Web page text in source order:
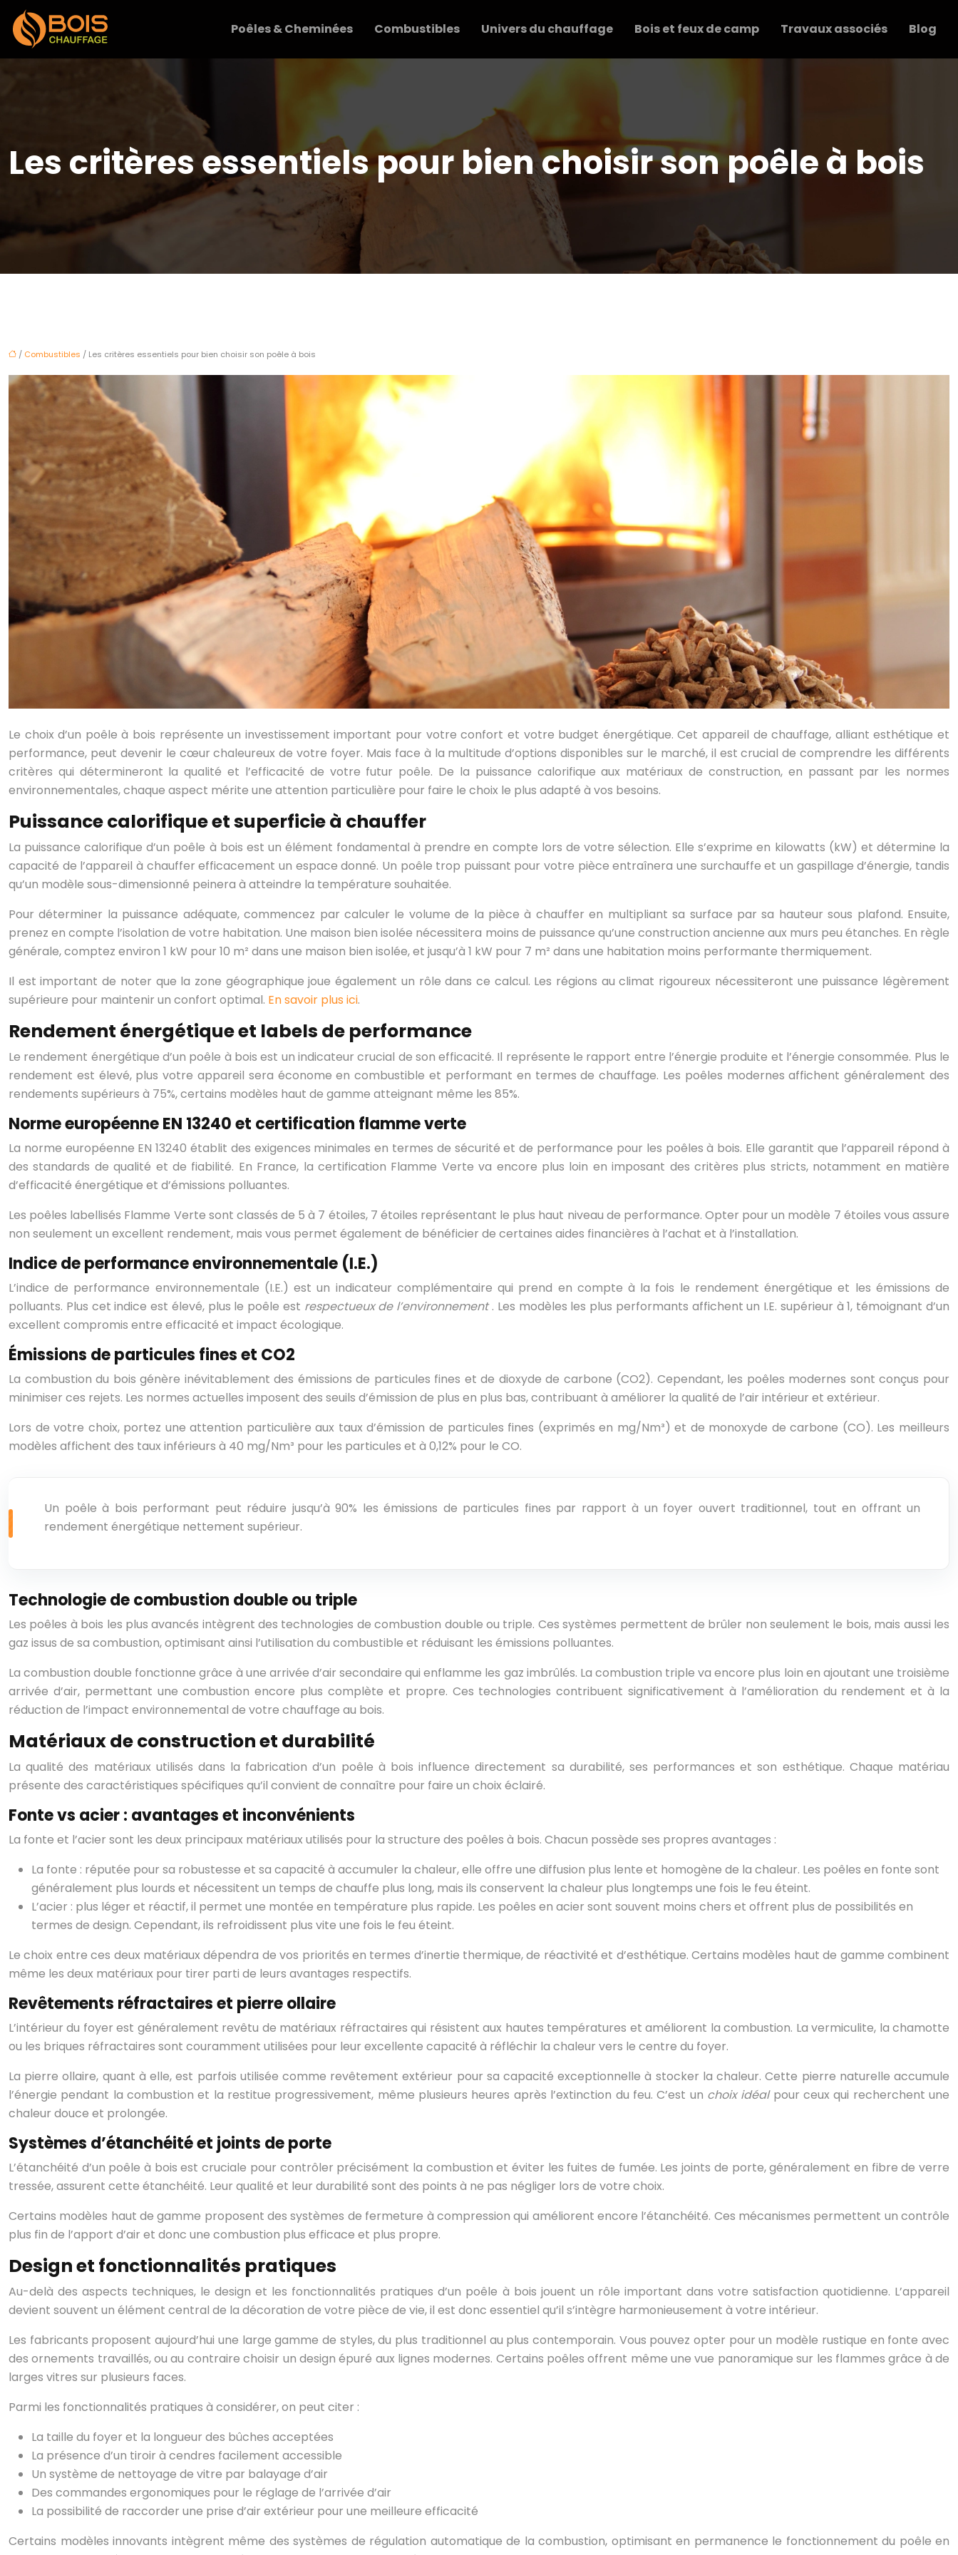
Poêles & Cheminées Combustibles Univers du chauffage Bois et feux de camp Travaux associés Blog
Les critères essentiels pour bien choisir son poêle à bois
/ Combustibles / Les critères essentiels pour bien choisir son poêle à bois
Le choix d’un poêle à bois représente un investissement important pour votre confort et votre budget énergétique. Cet appareil de chauffage, alliant esthétique et
performance, peut devenir le cœur chaleureux de votre foyer. Mais face à la multitude d’options disponibles sur le marché, il est crucial de comprendre les différents
critères qui détermineront la qualité et l’efficacité de votre futur poêle. De la puissance calorifique aux matériaux de construction, en passant par les normes
environnementales, chaque aspect mérite une attention particulière pour faire le choix le plus adapté à vos besoins.
Puissance calorifique et superficie à chauffer
La puissance calorifique d’un poêle à bois est un élément fondamental à prendre en compte lors de votre sélection. Elle s’exprime en kilowatts (kW) et détermine la
capacité de l’appareil à chauffer efficacement un espace donné. Un poêle trop puissant pour votre pièce entraînera une surchauffe et un gaspillage d’énergie, tandis
qu’un modèle sous-dimensionné peinera à atteindre la température souhaitée.
Pour déterminer la puissance adéquate, commencez par calculer le volume de la pièce à chauffer en multipliant sa surface par sa hauteur sous plafond. Ensuite,
prenez en compte l’isolation de votre habitation. Une maison bien isolée nécessitera moins de puissance qu’une construction ancienne aux murs peu étanches. En règle
générale, comptez environ 1 kW pour 10 m² dans une maison bien isolée, et jusqu’à 1 kW pour 7 m² dans une habitation moins performante thermiquement.
Il est important de noter que la zone géographique joue également un rôle dans ce calcul. Les régions au climat rigoureux nécessiteront une puissance légèrement
supérieure pour maintenir un confort optimal. En savoir plus ici.
Rendement énergétique et labels de performance
Le rendement énergétique d’un poêle à bois est un indicateur crucial de son efficacité. Il représente le rapport entre l’énergie produite et l’énergie consommée. Plus le
rendement est élevé, plus votre appareil sera économe en combustible et performant en termes de chauffage. Les poêles modernes affichent généralement des
rendements supérieurs à 75%, certains modèles haut de gamme atteignant même les 85%.
Norme européenne EN 13240 et certification flamme verte
La norme européenne EN 13240 établit des exigences minimales en termes de sécurité et de performance pour les poêles à bois. Elle garantit que l’appareil répond à
des standards de qualité et de fiabilité. En France, la certification Flamme Verte va encore plus loin en imposant des critères plus stricts, notamment en matière
d’efficacité énergétique et d’émissions polluantes.
Les poêles labellisés Flamme Verte sont classés de 5 à 7 étoiles, 7 étoiles représentant le plus haut niveau de performance. Opter pour un modèle 7 étoiles vous assure
non seulement un excellent rendement, mais vous permet également de bénéficier de certaines aides financières à l’achat et à l’installation.
Indice de performance environnementale (I.E.)
L’indice de performance environnementale (I.E.) est un indicateur complémentaire qui prend en compte à la fois le rendement énergétique et les émissions de
polluants. Plus cet indice est élevé, plus le poêle est respectueux de l’environnement. Les modèles les plus performants affichent un I.E. supérieur à 1, témoignant d’un
excellent compromis entre efficacité et impact écologique.
Émissions de particules fines et CO2
La combustion du bois génère inévitablement des émissions de particules fines et de dioxyde de carbone (CO2). Cependant, les poêles modernes sont conçus pour
minimiser ces rejets. Les normes actuelles imposent des seuils d’émission de plus en plus bas, contribuant à améliorer la qualité de l’air intérieur et extérieur.
Lors de votre choix, portez une attention particulière aux taux d’émission de particules fines (exprimés en mg/Nm³) et de monoxyde de carbone (CO). Les meilleurs
modèles affichent des taux inférieurs à 40 mg/Nm³ pour les particules et à 0,12% pour le CO.
Un poêle à bois performant peut réduire jusqu’à 90% les émissions de particules fines par rapport à un foyer ouvert traditionnel, tout en offrant un
rendement énergétique nettement supérieur.
Technologie de combustion double ou triple
Les poêles à bois les plus avancés intègrent des technologies de combustion double ou triple. Ces systèmes permettent de brûler non seulement le bois, mais aussi les
gaz issus de sa combustion, optimisant ainsi l’utilisation du combustible et réduisant les émissions polluantes.
La combustion double fonctionne grâce à une arrivée d’air secondaire qui enflamme les gaz imbrûlés. La combustion triple va encore plus loin en ajoutant une troisième
arrivée d’air, permettant une combustion encore plus complète et propre. Ces technologies contribuent significativement à l’amélioration du rendement et à la
réduction de l’impact environnemental de votre chauffage au bois.
Matériaux de construction et durabilité
La qualité des matériaux utilisés dans la fabrication d’un poêle à bois influence directement sa durabilité, ses performances et son esthétique. Chaque matériau
présente des caractéristiques spécifiques qu’il convient de connaître pour faire un choix éclairé.
Fonte vs acier : avantages et inconvénients
La fonte et l’acier sont les deux principaux matériaux utilisés pour la structure des poêles à bois. Chacun possède ses propres avantages :
La fonte : réputée pour sa robustesse et sa capacité à accumuler la chaleur, elle offre une diffusion plus lente et homogène de la chaleur. Les poêles en fonte sont
généralement plus lourds et nécessitent un temps de chauffe plus long, mais ils conservent la chaleur plus longtemps une fois le feu éteint.
L’acier : plus léger et réactif, il permet une montée en température plus rapide. Les poêles en acier sont souvent moins chers et offrent plus de possibilités en
termes de design. Cependant, ils refroidissent plus vite une fois le feu éteint.
Le choix entre ces deux matériaux dépendra de vos priorités en termes d’inertie thermique, de réactivité et d’esthétique. Certains modèles haut de gamme combinent
même les deux matériaux pour tirer parti de leurs avantages respectifs.
Revêtements réfractaires et pierre ollaire
L’intérieur du foyer est généralement revêtu de matériaux réfractaires qui résistent aux hautes températures et améliorent la combustion. La vermiculite, la chamotte
ou les briques réfractaires sont couramment utilisées pour leur excellente capacité à réfléchir la chaleur vers le centre du foyer.
La pierre ollaire, quant à elle, est parfois utilisée comme revêtement extérieur pour sa capacité exceptionnelle à stocker la chaleur. Cette pierre naturelle accumule
l’énergie pendant la combustion et la restitue progressivement, même plusieurs heures après l’extinction du feu. C’est un choix idéal pour ceux qui recherchent une
chaleur douce et prolongée.
Systèmes d’étanchéité et joints de porte
L’étanchéité d’un poêle à bois est cruciale pour contrôler précisément la combustion et éviter les fuites de fumée. Les joints de porte, généralement en fibre de verre
tressée, assurent cette étanchéité. Leur qualité et leur durabilité sont des points à ne pas négliger lors de votre choix.
Certains modèles haut de gamme proposent des systèmes de fermeture à compression qui améliorent encore l’étanchéité. Ces mécanismes permettent un contrôle
plus fin de l’apport d’air et donc une combustion plus efficace et plus propre.
Design et fonctionnalités pratiques
Au-delà des aspects techniques, le design et les fonctionnalités pratiques d’un poêle à bois jouent un rôle important dans votre satisfaction quotidienne. L’appareil
devient souvent un élément central de la décoration de votre pièce de vie, il est donc essentiel qu’il s’intègre harmonieusement à votre intérieur.
Les fabricants proposent aujourd’hui une large gamme de styles, du plus traditionnel au plus contemporain. Vous pouvez opter pour un modèle rustique en fonte avec
des ornements travaillés, ou au contraire choisir un design épuré aux lignes modernes. Certains poêles offrent même une vue panoramique sur les flammes grâce à de
larges vitres sur plusieurs faces.
Parmi les fonctionnalités pratiques à considérer, on peut citer :
La taille du foyer et la longueur des bûches acceptées
La présence d’un tiroir à cendres facilement accessible
Un système de nettoyage de vitre par balayage d’air
Des commandes ergonomiques pour le réglage de l’arrivée d’air
La possibilité de raccorder une prise d’air extérieur pour une meilleure efficacité
Certains modèles innovants intègrent même des systèmes de régulation automatique de la combustion, optimisant en permanence le fonctionnement du poêle en